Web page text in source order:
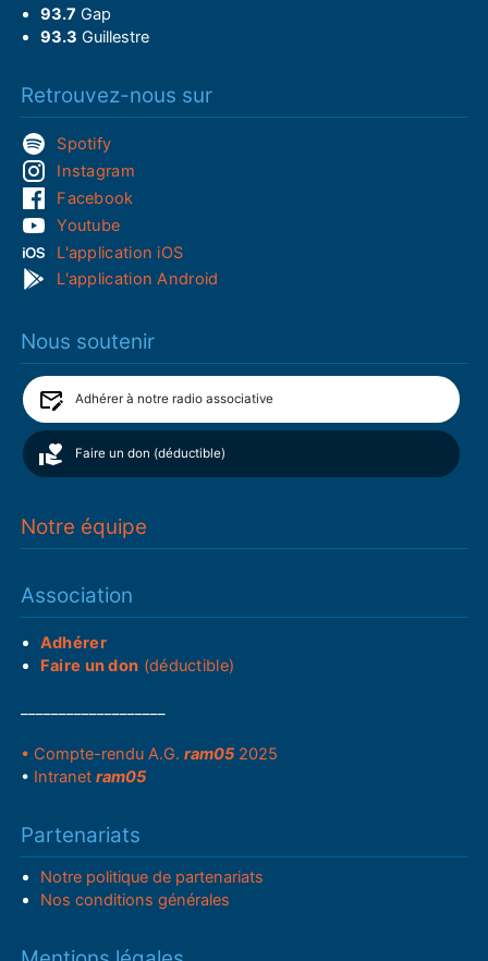
93.7 Gap
93.3 Guillestre
Retrouvez-nous sur
Spotify
Instagram
Facebook
Youtube
L'application iOS
L'application Android
Nous soutenir
Adhérer à notre radio associative
Faire un don (déductible)
Notre équipe
Association
Adhérer
Faire un don (déductible)
• Compte-rendu A.G.ram05 2025
• Intranetram05
Partenariats
Notre politique de partenariats
Nos conditions générales